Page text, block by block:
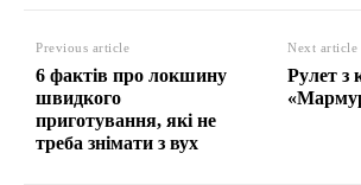
Previous article
6 фактів про локшину
швидкого
приготування, які не
треба знімати з вух
Next article
Рулет з